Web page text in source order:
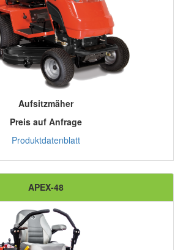
Aufsitzmäher
Preis auf Anfrage
Produktdatenblatt
APEX-48